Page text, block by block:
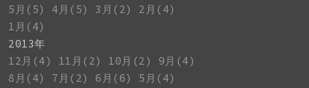
5月(5)
4月(5) 3月(2)
2月(4)
1月(4)
2013年
12月(4)
11月(2) 10月(2)
9月(4)
8月(4)
7月(2) 6月(6)
5月(4)